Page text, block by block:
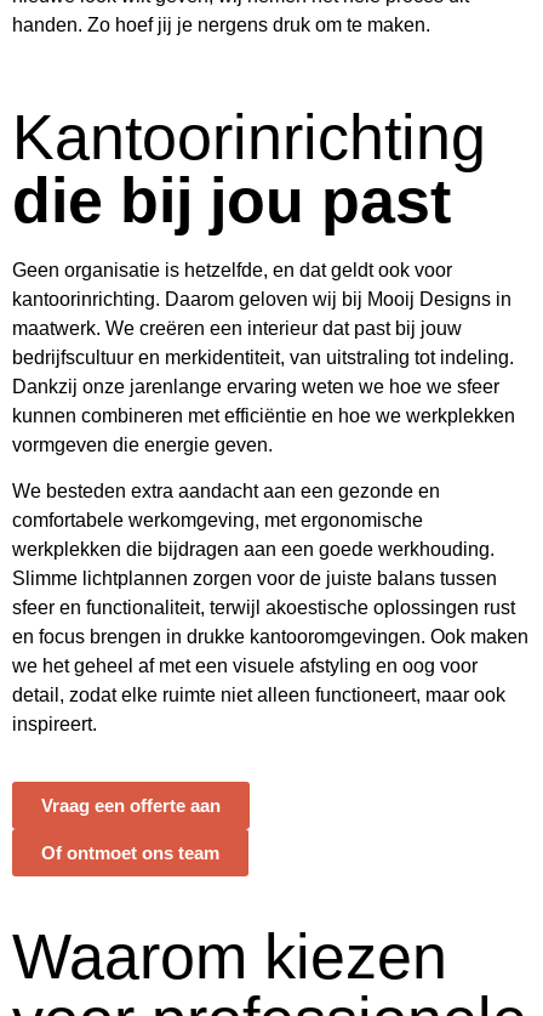
handen. Zo hoef jij je nergens druk om te maken.
Kantoorinrichting
die bij jou past
Geen organisatie is hetzelfde, en dat geldt ook voor
kantoorinrichting. Daarom geloven wij bij Mooij Designs in
maatwerk. We creëren een interieur dat past bij jouw
bedrijfscultuur en merkidentiteit, van uitstraling tot indeling.
Dankzij onze jarenlange ervaring weten we hoe we sfeer
kunnen combineren met efficiëntie en hoe we werkplekken
vormgeven die energie geven.
We besteden extra aandacht aan een gezonde en
comfortabele werkomgeving, met ergonomische
werkplekken die bijdragen aan een goede werkhouding.
Slimme lichtplannen zorgen voor de juiste balans tussen
sfeer en functionaliteit, terwijl akoestische oplossingen rust
en focus brengen in drukke kantooromgevingen. Ook maken
we het geheel af met een visuele afstyling en oog voor
detail, zodat elke ruimte niet alleen functioneert, maar ook
inspireert.
Vraag een offerte aan
Of ontmoet ons team
Waarom kiezen